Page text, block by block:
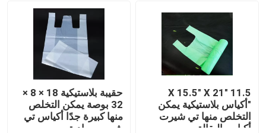
11.5 "X 15.5" X 21
"أكياس بلاستيكية يمكن
التخلص منها تي شيرت
أكياس البقالة
حقيبة بلاستيكية 18 × 8 ×
32 بوصة يمكن التخلص
منها كبيرة جدًا أكياس تي
شيرت رمادية